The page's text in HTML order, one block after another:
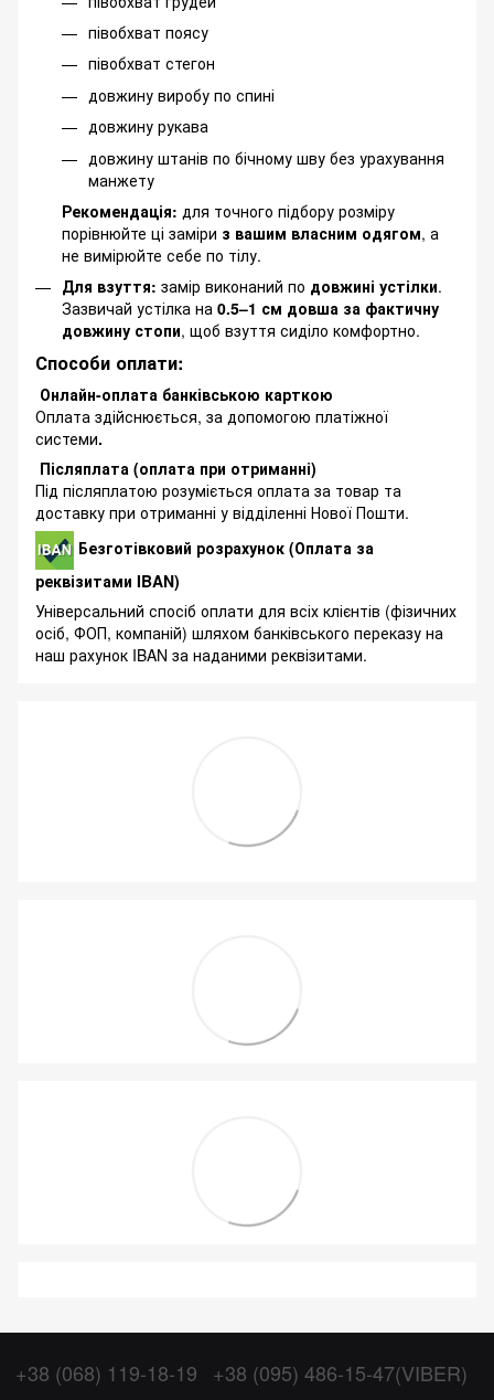
півобхват поясу
півобхват стегон
довжину виробу по спині
довжину рукава
довжину штанів по бічному шву без урахування
манжету
Рекомендація: для точного підбору розміру
порівнюйте ці заміри з вашим власним одягом, а
не вимірюйте себе по тілу.
Для взуття: замір виконаний по довжині устілки.
Зазвичай устілка на 0.5–1 см довша за фактичну
довжину стопи, щоб взуття сиділо комфортно.
Способи оплати:
Онлайн-оплата банківською карткою
Оплата здійснюється, за допомогою платіжної
системи.
Післяплата (оплата при отриманні)
Під післяплатою розуміється оплата за товар та
доставку при отриманні у відділенні Нової Пошти.
Безготівковий розрахунок (Оплата за
реквізитами IBAN)
Універсальний спосіб оплати для всіх клієнтів (фізичних
осіб, ФОП, компаній) шляхом банківського переказу на
наш рахунок IBAN за наданими реквізитами.
+38 (068) 119-18-19 +38 (095) 486-15-47(VIBER)